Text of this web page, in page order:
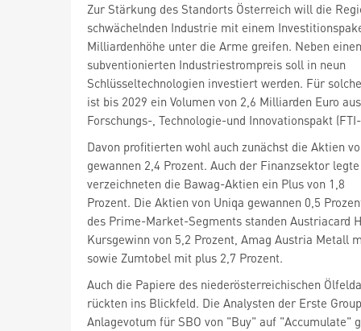
Zur Stärkung des Standorts Österreich will die
schwächelnden Industrie mit einem
Milliardenhöhe unter die Arme greifen. Neben
subventionierten Industriestrompreis soll in neun
Schlüsseltechnologien investiert werden. Für
ist bis 2029 ein Volumen von 2,6 Milliarden Euro
Forschungs-, Technologie-und Innovationspakt
Davon profitierten wohl auch zunächst die Aktien
gewannen 2,4 Prozent. Auch der Finanzsektor
verzeichneten die Bawag-Aktien ein Plus von 1,8
Prozent. Die Aktien von Uniqa gewannen 0,5
des Prime-Market-Segments standen Austriacard
Kursgewinn von 5,2 Prozent, Amag Austria Metall
sowie Zumtobel mit plus 2,7 Prozent.
Auch die Papiere des niederösterreichischen
rückten ins Blickfeld. Die Analysten der Erste
Anlagevotum für SBO von "Buy" auf "Accumulate"